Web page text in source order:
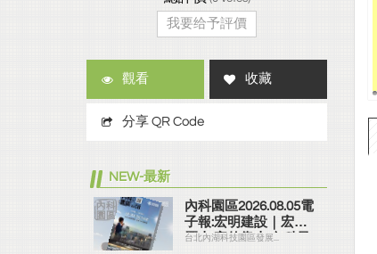
我要给予評價
觀看 收藏
分享 QR Code
NEW-最新
內科園區2026.08.05電
子報:宏明建設｜宏明
麗山 家的靠山 內科最
台北內湖科技園區發展...